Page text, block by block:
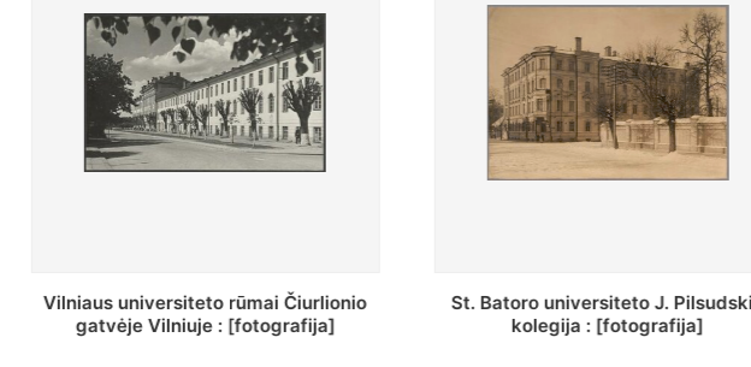
St. Batoro universiteto J. Pilsudskio
kolegija : [fotografija]
[Inventorius ir duomenys apie
bazilijonų vienuolyną, Rečycos